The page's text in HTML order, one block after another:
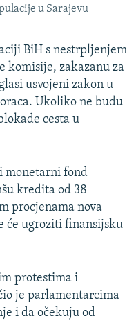
u Sarajevu
BiH s nestrpljenjem
komisije, zakazanu za
usvojeni zakon u
Ukoliko ne budu
cesta u
monetarni fond
kredita od 38
procjenama nova
će ugroziti finansijsku
protestima i
je parlamentarcima
i da očekuju od